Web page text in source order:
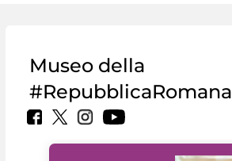
Museo della
#RepubblicaRomana